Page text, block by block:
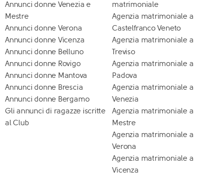
Annunci donne Venezia e
Mestre
Annunci donne Verona
Annunci donne Vicenza
Annunci donne Belluno
Annunci donne Rovigo
Annunci donne Mantova
Annunci donne Brescia
Annunci donne Bergamo
Gli annunci di ragazze iscritte
al Club
matrimoniale
Agenzia matrimoniale a
Castelfranco Veneto
Agenzia matrimoniale a
Treviso
Agenzia matrimoniale a
Padova
Agenzia matrimoniale a
Venezia
Agenzia matrimoniale a
Mestre
Agenzia matrimoniale a
Verona
Agenzia matrimoniale a
Vicenza